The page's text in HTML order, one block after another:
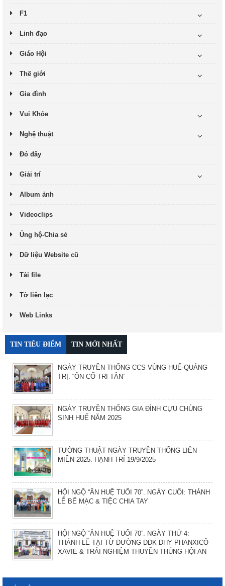
F1
Linh đạo
Giáo Hội
Thế giới
Gia đình
Vui Khỏe
Nghệ thuật
Đó đây
Giải trí
Album ảnh
Videoclips
Ủng hộ-Chia sẻ
Dữ liệu Website cũ
Tải file
Tờ liên lạc
Web Links
TIN TIÊU ĐIỂM TIN MỚI NHẤT
NGÀY TRUYỀN THỐNG CCS VÙNG HUẾ-QUẢNG
TRỊ. “ÔN CỐ TRI TÂN”
NGÀY TRUYỀN THỐNG GIA ĐÌNH CỰU CHỦNG
SINH HUẾ NĂM 2025
TƯỜNG THUẬT NGÀY TRUYỀN THỐNG LIÊN
MIỀN 2025. HẠNH TRÍ 19/9/2025
HỘI NGỘ “ÂN HUỆ TUỔI 70”. NGÀY CUỐI: THÁNH
LỄ BẾ MẠC & TIỆC CHIA TAY
HỘI NGỘ “ÂN HUỆ TUỔI 70”. NGÀY THỨ 4:
THÁNH LỄ TẠI TỪ ĐƯỜNG ĐĐK ĐHY PHANXICÔ
XAVIE & TRẢI NGHIỆM THUYỀN THÚNG HỘI AN